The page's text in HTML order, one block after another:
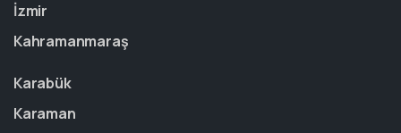
İzmir
Kahramanmaraş
Karabük
Karaman